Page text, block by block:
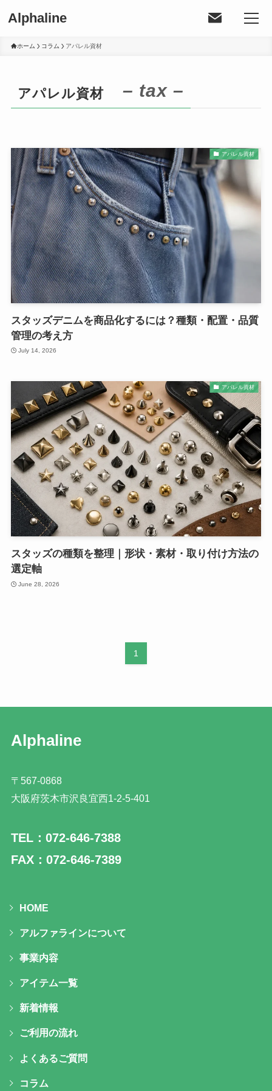
Alphaline
ホーム コラム アパレル資材
アパレル資材 – tax –
アパレル資材
スタッズデニムを商品化するには？種類・配置・品質
管理の考え方
July 14, 2026
アパレル資材
スタッズの種類を整理｜形状・素材・取り付け方法の
選定軸
June 28, 2026
1
Alphaline
〒567-0868
大阪府茨木市沢良宜西1-2-5-401
TEL：072-646-7388
FAX：072-646-7389
HOME
アルファラインについて
事業内容
アイテム一覧
新着情報
ご利用の流れ
よくあるご質問
コラム